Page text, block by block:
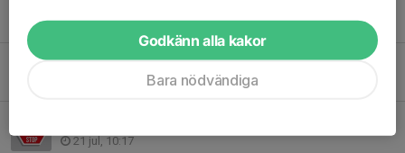
29 jul, 10:00
Totalställning SM Rallycross e. 4 deltävlingar
21 jul, 10:17
Godkänn alla kakor
Bara nödvändiga